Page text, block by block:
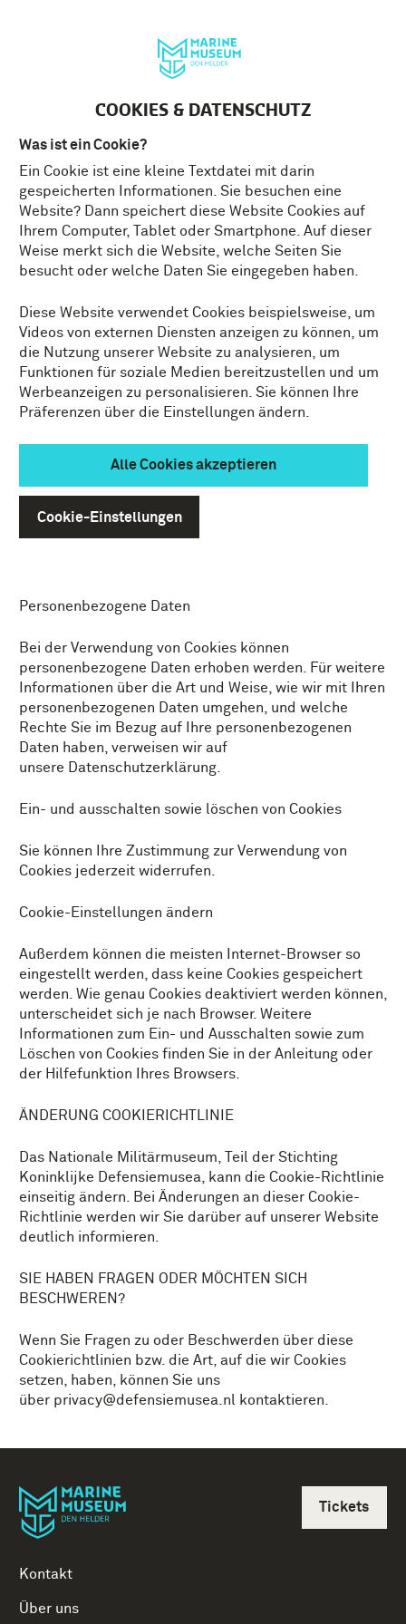
COOKIES & DATENSCHUTZ
Was ist ein Cookie?
Ein Cookie ist eine kleine Textdatei mit darin
gespeicherten Informationen. Sie besuchen eine
Website? Dann speichert diese Website Cookies auf
Ihrem Computer, Tablet oder Smartphone. Auf dieser
Weise merkt sich die Website, welche Seiten Sie
besucht oder welche Daten Sie eingegeben haben.
Diese Website verwendet Cookies beispielsweise, um
Videos von externen Diensten anzeigen zu können, um
die Nutzung unserer Website zu analysieren, um
Funktionen für soziale Medien bereitzustellen und um
Werbeanzeigen zu personalisieren. Sie können Ihre
Präferenzen über die Einstellungen ändern.
Alle Cookies akzeptieren
Cookie-Einstellungen
PRIVACY EN COOKIES
Um Ihren Online-Besuch im Marinemuseum
zu verbessern, verwenden wir Cookies.
Nachfolgend erfahren Sie mehr über
unsere Cookie- und Datenschutzrichtlinien.
Was ist ein Cookie?
Ein Cookie ist eine einfache kleine Datei, die mit Seiten
von dieser Website gesendet und auf Ihrem Computer,
Tablet oder Telefon gespeichert wird. Indem wir
Cookies setzen, können wir unsere Informationen
besser auf Ihre Interessen abstimmen.
Cookies und Marketing-Cookies. Nachfolgend
Personenbezogene Daten
Bei der Verwendung von Cookies können
personenbezogene Daten erhoben werden. Für weitere
Informationen über die Art und Weise, wie wir mit Ihren
personenbezogenen Daten umgehen, und welche
Rechte Sie im Bezug auf Ihre personenbezogenen
Daten haben, verweisen wir auf
unsere Datenschutzerklärung.
Ein- und ausschalten sowie löschen von Cookies
Sie können Ihre Zustimmung zur Verwendung von
Cookies jederzeit widerrufen.
Cookie-Einstellungen ändern
Außerdem können die meisten Internet-Browser so
eingestellt werden, dass keine Cookies gespeichert
werden. Wie genau Cookies deaktiviert werden können,
unterscheidet sich je nach Browser. Weitere
Informationen zum Ein- und Ausschalten sowie zum
Löschen von Cookies finden Sie in der Anleitung oder
der Hilfefunktion Ihres Browsers.
ÄNDERUNG COOKIERICHTLINIE
Das Nationale Militärmuseum, Teil der Stichting
Koninklijke Defensiemusea, kann die Cookie-Richtlinie
einseitig ändern. Bei Änderungen an dieser Cookie-
Richtlinie werden wir Sie darüber auf unserer Website
deutlich informieren.
SIE HABEN FRAGEN ODER MÖCHTEN SICH
BESCHWEREN?
Wenn Sie Fragen zu oder Beschwerden über diese
Cookierichtlinien bzw. die Art, auf die wir Cookies
setzen, haben, können Sie uns
über privacy@defensiemusea.nl kontaktieren.
Kontakt
Über uns
Tickets